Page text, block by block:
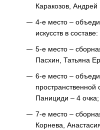
Каракозов,
4-е место –
искусств в
5-е место –
Пасхин, Татьяна
6-е место –
Панициди – 4 очка;
7-е место –
Корнева,